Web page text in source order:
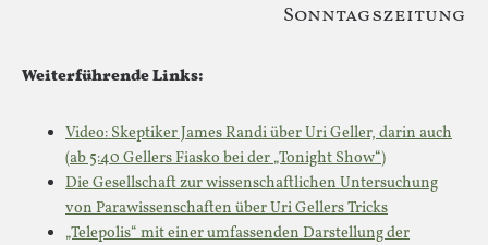
Sonntagszeitung
Weiterführende Links:
Video: Skeptiker James Randi über Uri Geller, darin auch
(ab 5:40 Gellers Fiasko bei der „Tonight Show“)
Die Gesellschaft zur wissenschaftlichen Untersuchung
von Parawissenschaften über Uri Gellers Tricks
„Telepolis“ mit einer umfassenden Darstellung der